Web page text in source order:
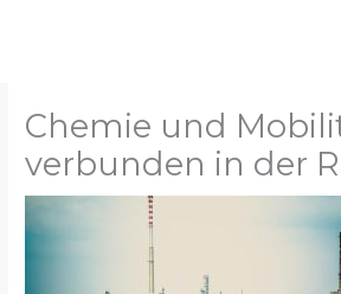
Chemie und
verbunden in der